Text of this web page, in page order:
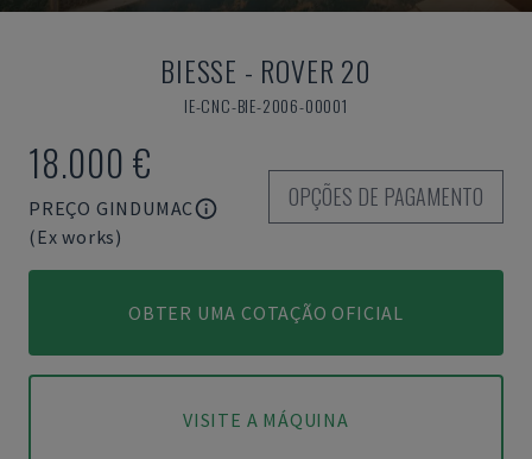
BIESSE - ROVER 20
IE-CNC-BIE-2006-00001
18.000 €
PREÇO GINDUMAC
(Ex works)
OPÇÕES DE PAGAMENTO
OBTER UMA COTAÇÃO OFICIAL
VISITE A MÁQUINA